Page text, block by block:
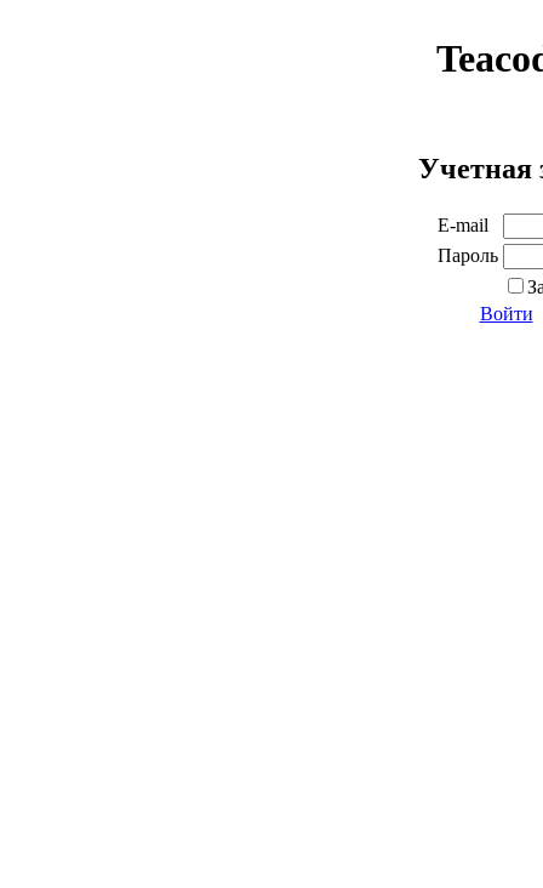
Учетная
E-mail
Пароль
Войти